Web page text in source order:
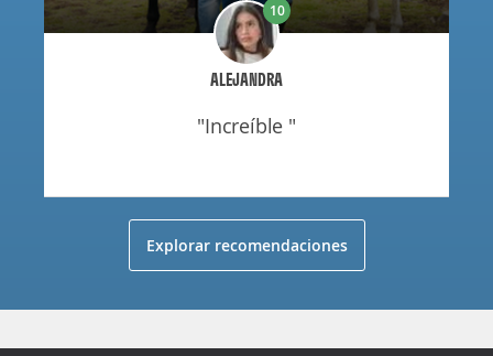
ALEJANDRA
10
"increíble "
Explorar recomendaciones